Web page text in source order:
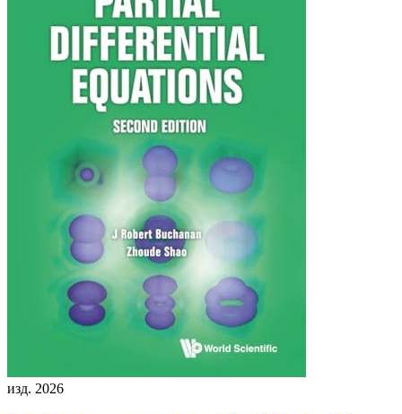
изд. 2026